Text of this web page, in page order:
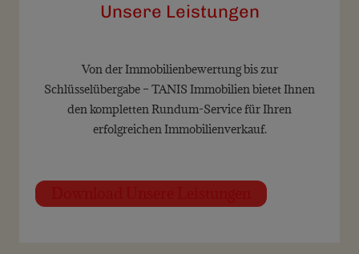
Unsere Leistungen
Von der Immobilienbewertung bis zur
Schlüsselübergabe – TANIS Immobilien bietet Ihnen
den kompletten Rundum-Service für Ihren
erfolgreichen Immobilienverkauf.